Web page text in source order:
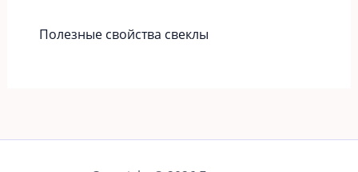
Полезные свойства свеклы